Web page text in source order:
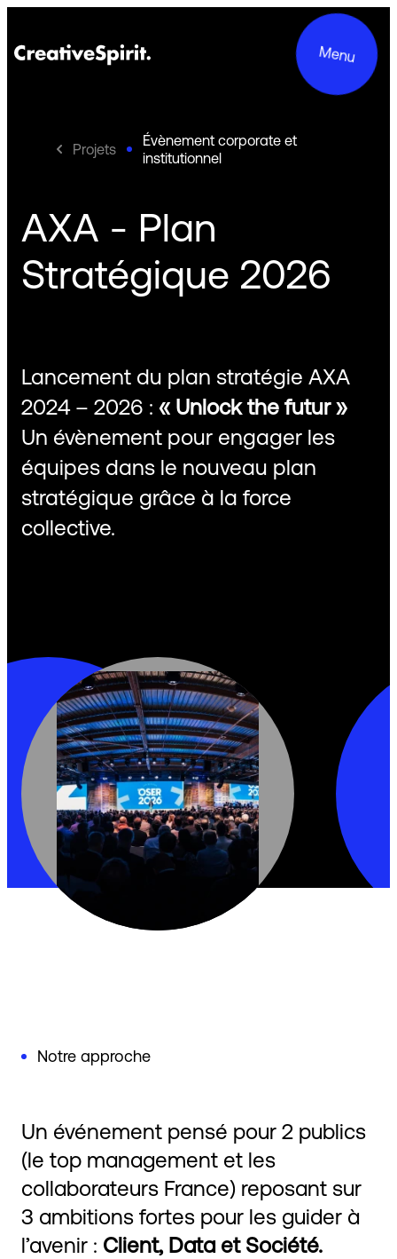
Menu
Projets
Services
Le groupe
Contact
Projets
Évènement corporate et
institutionnel
AXA - Plan
Stratégique 2026
Lancement du plan stratégie AXA
2024 – 2026 : « Unlock the futur »
Un évènement pour engager les
équipes dans le nouveau plan
stratégique grâce à la force
collective.
Notre approche
Un événement pensé pour 2 publics
(le top management et les
collaborateurs France) reposant sur
3 ambitions fortes pour les guider à
l’avenir : Client, Data et Société.